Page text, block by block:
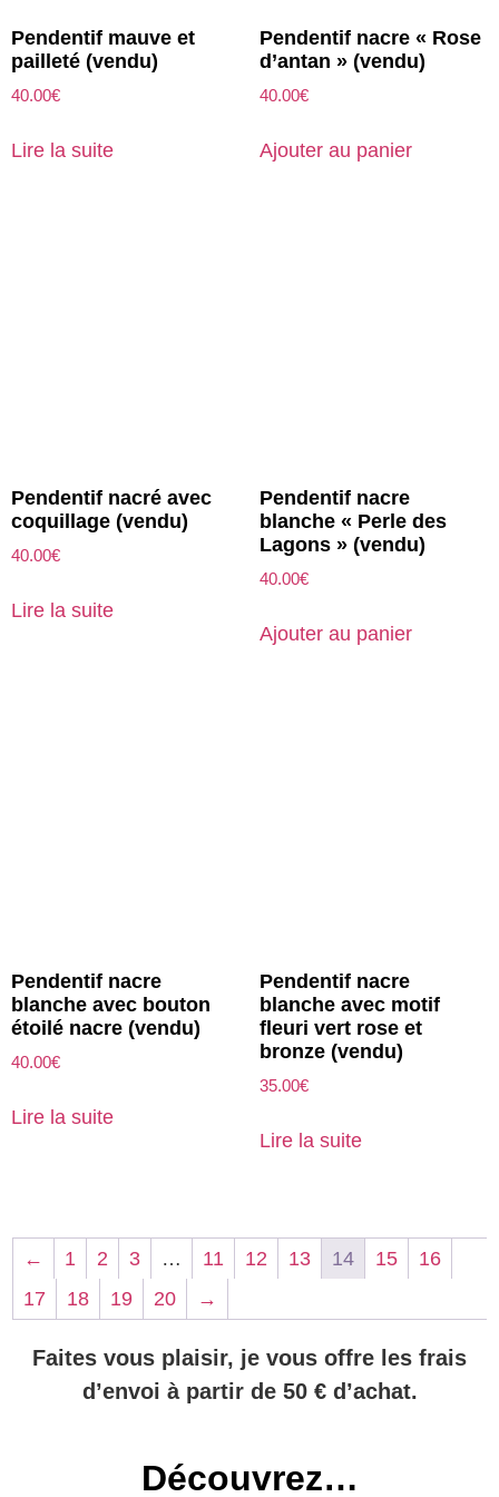
Pendentif mauve et
pailleté (vendu)
40.00€
Lire la suite
Pendentif nacre « Rose
d’antan » (vendu)
40.00€
Ajouter au panier
Pendentif nacré avec
coquillage (vendu)
40.00€
Lire la suite
Pendentif nacre
blanche « Perle des
Lagons » (vendu)
40.00€
Ajouter au panier
Pendentif nacre
blanche avec bouton
étoilé nacre (vendu)
40.00€
Lire la suite
Pendentif nacre
blanche avec motif
fleuri vert rose et
bronze (vendu)
35.00€
Lire la suite
← 1 2 3 … 11 12 13 14 15
16
17
18 19 20 →
Faites vous plaisir, je vous offre les frais
d’envoi à partir de 50 € d’achat.
Découvrez…